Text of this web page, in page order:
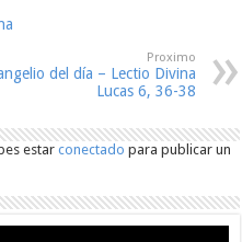
Proximo
del día – Lectio Divina
Lucas 6, 36-38
estarconectado para publicar un